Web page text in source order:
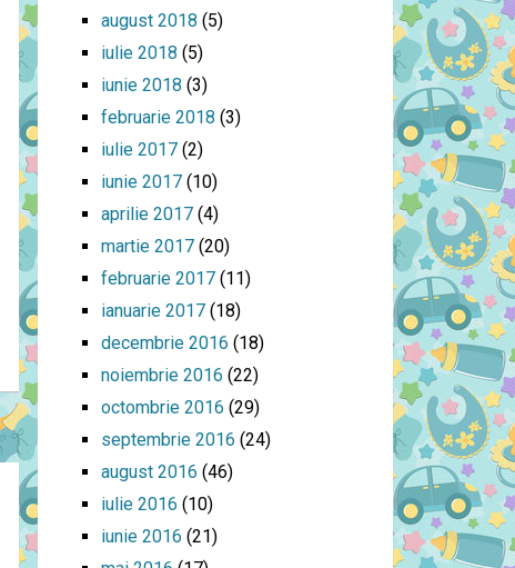
august 2018 (5)
iulie 2018 (5)
iunie 2018 (3)
februarie 2018 (3)
iulie 2017 (2)
iunie 2017 (10)
aprilie 2017 (4)
martie 2017 (20)
februarie 2017 (11)
ianuarie 2017 (18)
decembrie 2016 (18)
noiembrie 2016 (22)
octombrie 2016 (29)
septembrie 2016 (24)
august 2016 (46)
iulie 2016 (10)
iunie 2016 (21)